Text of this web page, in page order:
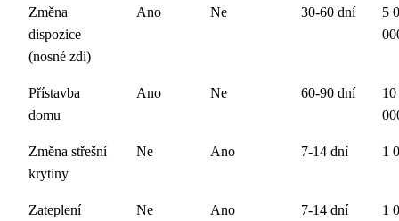
Změna
dispozice
(nosné zdi)
Ano Ne 30-60 dní
5
Přístavba
domu
Ano Ne 60-90 dní
Změna střešní
krytiny
Ne Ano 7-14 dní 1
Zateplení
Ne Ano 7-14 dní 1